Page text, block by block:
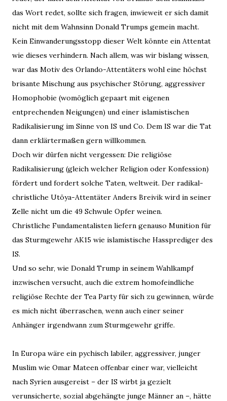
das Wort redet, sollte sich fragen, inwieweit er sich damit
nicht mit dem Wahnsinn Donald Trumps gemein macht.
Kein Einwanderungsstopp dieser Welt könnte ein Attentat
wie dieses verhindern. Nach allem, was wir bislang wissen,
war das Motiv des Orlando-Attentäters wohl eine höchst
brisante Mischung aus psychischer Störung, aggressiver
Homophobie (womöglich gepaart mit eigenen
entprechenden Neigungen) und einer islamistischen
Radikalisierung im Sinne von IS und Co. Dem IS war die Tat
dann erklärtermaßen gern willkommen.
Doch wir dürfen nicht vergessen: Die religiöse
Radikalisierung (gleich welcher Religion oder Konfession)
fördert und fordert solche Taten, weltweit. Der radikal-
christliche Utöya-Attentäter Anders Breivik wird in seiner
Zelle nicht um die 49 Schwule Opfer weinen.
Christliche Fundamentalisten liefern genauso Munition für
das Sturmgewehr AK15 wie islamistische Hassprediger des
IS.
Und so sehr, wie Donald Trump in seinem Wahlkampf
inzwischen versucht, auch die extrem homofeindliche
religiöse Rechte der Tea Party für sich zu gewinnen, würde
es mich nicht überraschen, wenn auch einer seiner
Anhänger irgendwann zum Sturmgewehr griffe.
In Europa wäre ein pychisch labiler, aggressiver, junger
Muslim wie Omar Mateen offenbar einer war, vielleicht
nach Syrien ausgereist – der IS wirbt ja gezielt
verunsicherte, sozial abgehängte junge Männer an –, hätte